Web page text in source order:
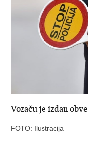
Vozaču je izdan
FOTO: Ilustracija